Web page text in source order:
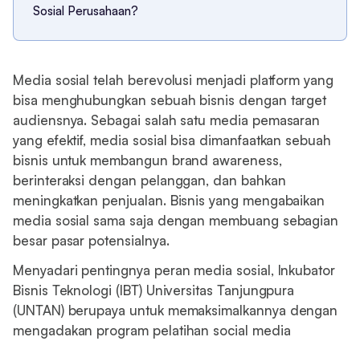
Sosial Perusahaan?
Media sosial telah berevolusi menjadi platform yang
bisa menghubungkan sebuah bisnis dengan target
audiensnya. Sebagai salah satu media pemasaran
yang efektif, media sosial bisa dimanfaatkan sebuah
bisnis untuk membangun brand awareness,
berinteraksi dengan pelanggan, dan bahkan
meningkatkan penjualan. Bisnis yang mengabaikan
media sosial sama saja dengan membuang sebagian
besar pasar potensialnya.
Menyadari pentingnya peran media sosial, Inkubator
Bisnis Teknologi (IBT) Universitas Tanjungpura
(UNTAN) berupaya untuk memaksimalkannya dengan
mengadakan program pelatihan social media